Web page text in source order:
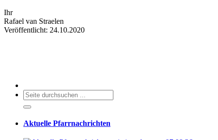
Ihr
Rafael van Straelen
Veröffentlicht: 24.10.2020
Aktuelle Pfarrnachrichten